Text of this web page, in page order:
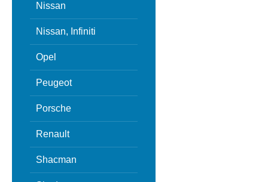
Nissan
Nissan, Infiniti
Opel
Peugeot
Porsche
Renault
Shacman